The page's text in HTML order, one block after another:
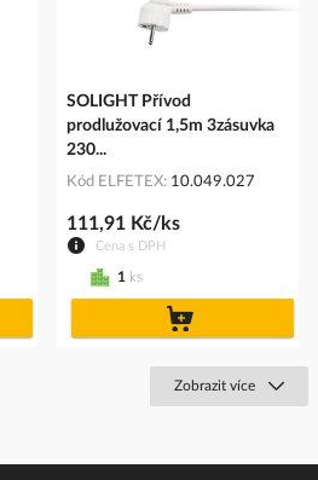
SOLIGHT Přívod
prodlužovací 1,5m 3zásuvka
230...
Kód ELFETEX 10.049.027
Cena s DPH
111,91 Kč/ks
1 ks
Zobrazit více